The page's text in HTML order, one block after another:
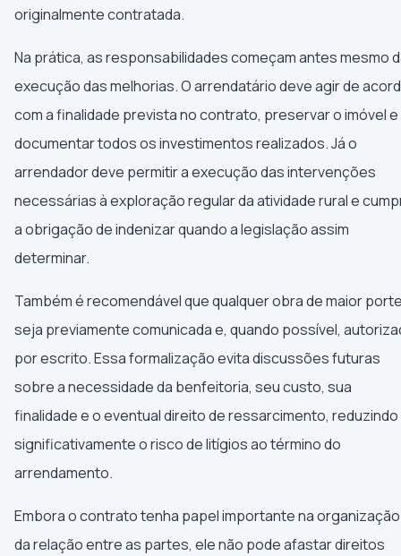
originalmente contratada.
Na prática, as responsabilidades começam antes mesmo
execução das melhorias. O arrendatário deve agir de
com a finalidade prevista no contrato, preservar o imóvel e
documentar todos os investimentos realizados. Já o
arrendador deve permitir a execução das intervenções
necessárias à exploração regular da atividade rural e
a obrigação de indenizar quando a legislação assim
determinar.
Também é recomendável que qualquer obra de maior
seja previamente comunicada e, quando possível,
por escrito. Essa formalização evita discussões futuras
sobre a necessidade da benfeitoria, seu custo, sua
finalidade e o eventual direito de ressarcimento, reduzindo
significativamente o risco de litígios ao término do
arrendamento.
Embora o contrato tenha papel importante na organização
da relação entre as partes, ele não pode afastar direitos